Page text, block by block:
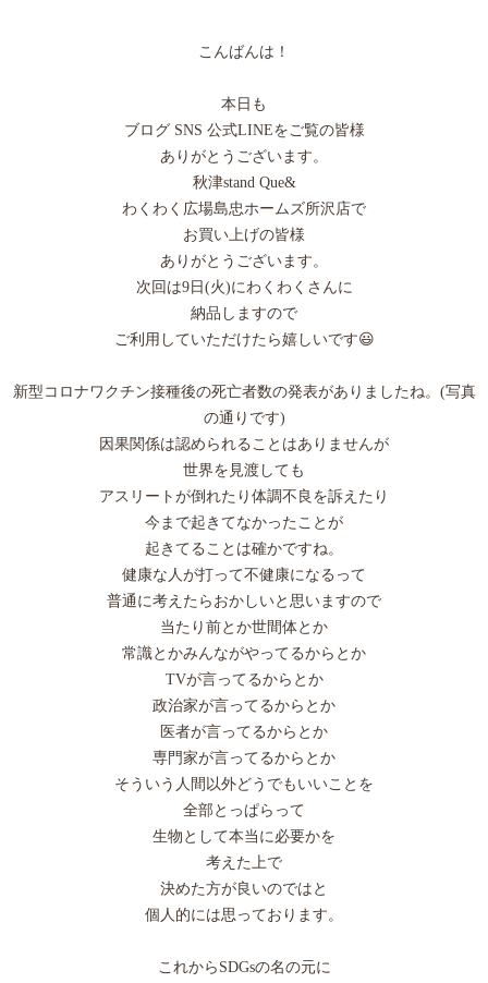
こんばんは！
本日も
ブログ SNS 公式LINEをご覧の皆様
ありがとうございます。
秋津stand Que&
わくわく広場島忠ホームズ所沢店で
お買い上げの皆様
ありがとうございます。
次回は9日(火)にわくわくさんに
納品しますので
ご利用していただけたら嬉しいです😃
新型コロナワクチン接種後の死亡者数の発表がありましたね。(写真
の通りです)
因果関係は認められることはありませんが
世界を見渡しても
アスリートが倒れたり体調不良を訴えたり
今まで起きてなかったことが
起きてることは確かですね。
健康な人が打って不健康になるって
普通に考えたらおかしいと思いますので
当たり前とか世間体とか
常識とかみんながやってるからとか
TVが言ってるからとか
政治家が言ってるからとか
医者が言ってるからとか
専門家が言ってるからとか
そういう人間以外どうでもいいことを
全部とっぱらって
生物として本当に必要かを
考えた上で
決めた方が良いのではと
個人的には思っております。
これからSDGsの名の元に